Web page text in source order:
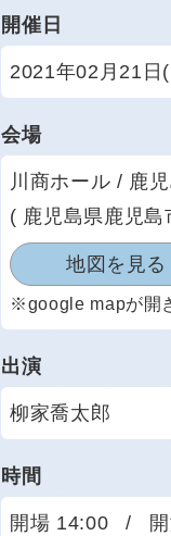
開催日
2021年02月21日
会場
川商ホール / 鹿
( 鹿児島県鹿児
地図を見る
※google mapが開
出演
柳家喬太郎
時間
開場 14:00 /